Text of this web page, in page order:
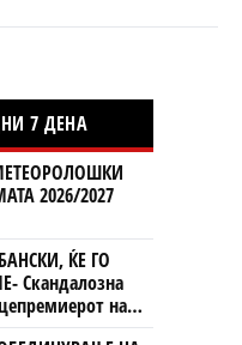
7 ДЕНА
2026/2027
ЌЕ ГО
Скандалозна
на